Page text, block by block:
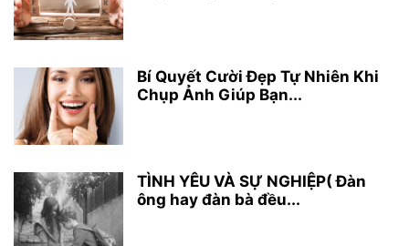
Bí Quyết Cười Đẹp Tự Nhiên Khi
Chụp Ảnh Giúp Bạn...
TÌNH YÊU VÀ SỰ NGHIỆP( Đàn
ông hay đàn bà đều...